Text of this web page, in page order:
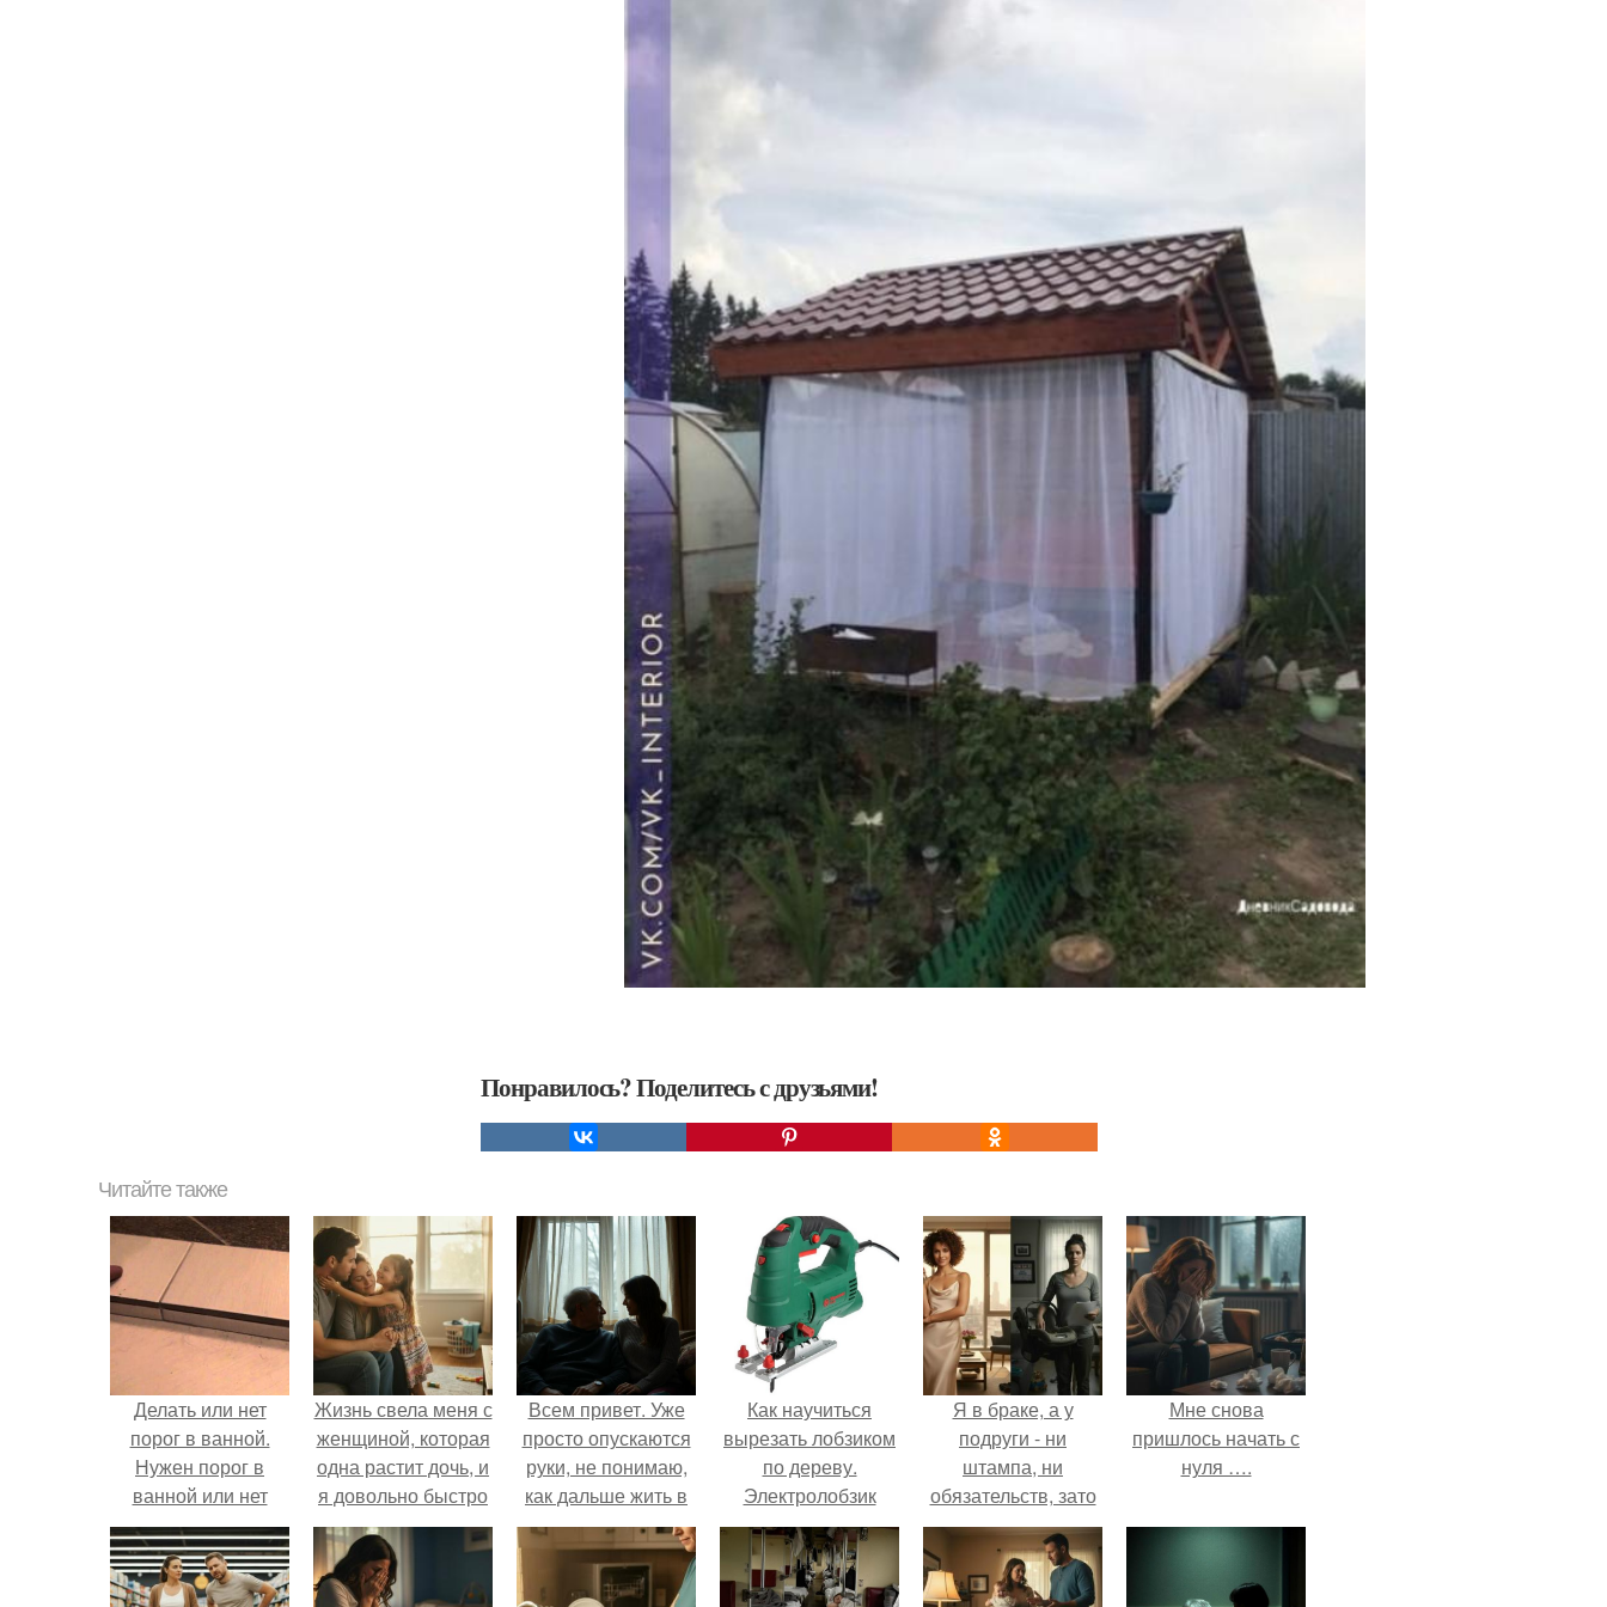
Понравилось? Поделитесь с друзьями!
Читайте также
Делать или нет
порог в ванной.
Нужен порог в
ванной или нет
Жизнь свела меня с
женщиной, которая
одна растит дочь, и
я довольно быстро
привязался к ним
обеим.
Всем привет. Уже
просто опускаются
руки, не понимаю,
как дальше жить в
этой ситуации.
Как научиться
вырезать лобзиком
по дереву.
Электролобзик
Я в браке, а у
подруги - ни
штампа, ни
обязательств, зато
ключи от новой
квартиры, которую
ей подарил
Мне снова
пришлось начать с
нуля ….